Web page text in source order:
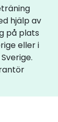
hjälp av
på plats
eller i